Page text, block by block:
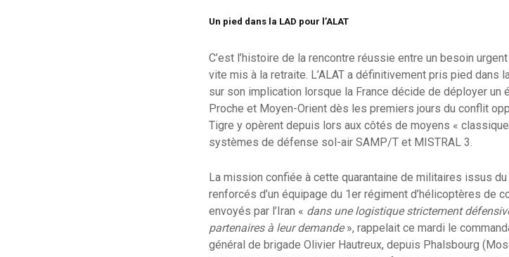
Un pied dans la LAD pour l’ALAT
C’est l’histoire de la rencontre réussie entre un besoin
vite mis à la retraite. L’ALAT a définitivement pris pied dans
sur son implication lorsque la France décide de déployer un
Proche et Moyen-Orient dès les premiers jours du conflit
Tigre y opèrent depuis lors aux côtés de moyens «
systèmes de défense sol-air SAMP/T et MISTRAL 3.
La mission confiée à cette quarantaine de militaires issus
renforcés d’un équipage du 1er régiment d’hélicoptères de
envoyés par l’Iran « dans une logistique strictement
partenaires à leur demande», rappelait ce mardi le
général de brigade Olivier Hautreux, depuis Phalsbourg